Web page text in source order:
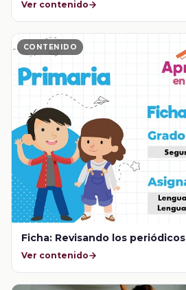
Ver contenido
CONTENIDO
Ficha: Revisando los periódicos
Ver contenido